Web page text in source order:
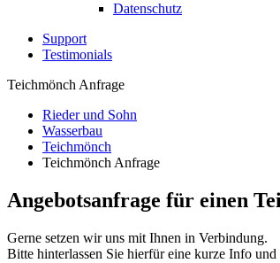
Datenschutz
Support
Testimonials
Teichmönch Anfrage
Rieder und Sohn
Wasserbau
Teichmönch
Teichmönch Anfrage
Angebotsanfrage für einen
Gerne setzen wir uns mit Ihnen in Verbindung.
Bitte hinterlassen Sie hierfür eine kurze Info